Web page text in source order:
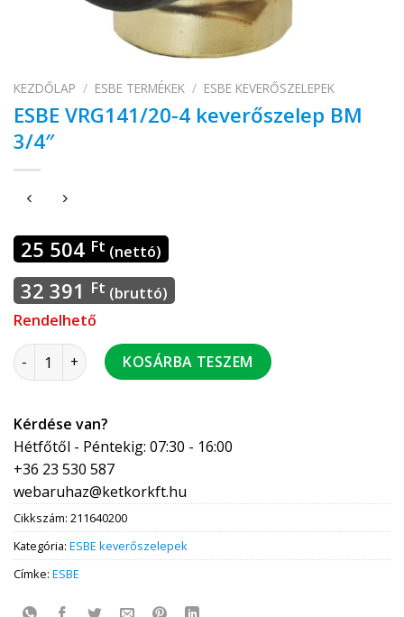
KEZDŐLAP / ESBE TERMÉKEK / ESBE KEVERŐSZELEPEK
ESBE VRG141/20-4 keverőszelep BM
3/4″
25 504 Ft (nettó)
32 391 Ft (bruttó)
Rendelhető
ESBE VRG141/20-4 keverőszelep BM 3/4" mennyiség
KOSÁRBA TESZEM
Kérdése van?
Hétfőtől - Péntekig: 07:30 - 16:00
+36 23 530 587
webaruhaz@ketkorkft.hu
Cikkszám: 211640200
Kategória: ESBE keverőszelepek
Címke: ESBE